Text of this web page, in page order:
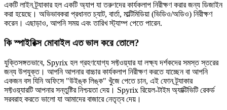
একটি লাইন ট্র্যাকার হল একটি অ্যাপ যা তরুণদের কার্যকলাপ নিরীক্ষণ করার জন্য ডিজাইন
করা হয়েছে। অভিভাবকরা প্রধানত চ্যাট, বার্তা, মাল্টিমিডিয়া (ভিডিও/অডিও) নিরীক্ষণ
করেন। এছাড়াও, আপনি সময় এবং তারিখ স্ট্যাম্প পেতে পারেন.
কি স্পাইরিক্স মোবাইল এত ভাল করে তোলে?
যুক্তিসঙ্গতভাবে, Spyrix হল গ্রহণযোগ্য সফ্টওয়্যার যা লক্ষ্য দর্শকদের সমস্ত স্তরের
জন্য উপযুক্ত। আপনি আপনার বাচ্চার কার্যকলাপ নিরীক্ষণ করতে যাচ্ছেন বা আপনি
একজন বস যিনি অফিসে "উইঙ্ক লিঙ্ক" খুঁজে পেতে চান, এই ফোন ট্র্যাকার
সফ্টওয়্যারটি আপনার সন্তুষ্টির নিশ্চয়তা দেয়। Spyrix রিয়েল-টাইম অ্যাক্টিভিটি রেকর্ড
সরবরাহ করতে ভালো যা আমাদের বাজারে নেতৃত্ব দেয়।